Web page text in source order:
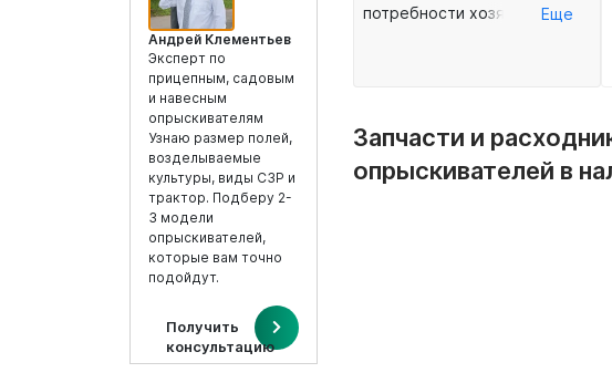
Андрей Клементьев
Эксперт по
прицепным, садовым
и навесным
опрыскивателям
Узнаю размер полей,
возделываемые
культуры, виды СЗР и
трактор. Подберу 2-
3 модели
опрыскивателей,
которые вам точно
подойдут.
Получить
консультацию
потребности хозяйства:Еще
Запчасти и
опрыскивателей в